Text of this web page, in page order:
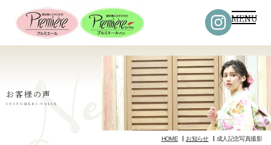
MENU
HOME お知らせ 成人記念写真撮影
お客様の声
CUSTOMERS-VOICE